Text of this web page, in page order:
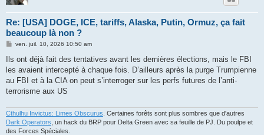
Re: [USA] DOGE, ICE, tariffs, Alaska, Putin, Ormuz, ça fait
beaucoup là non ?
M
s
a
g
ven. juil. 10, 2026 10:50 am
Ils ont déjà fait des tentatives avant les dernières élections, mais le FBI
les avaient intercepté à chaque fois. D’ailleurs après la purge Trumpienne
au FBI et à la CIA on peut s’interroger sur les perfs futures de l’anti-
terrorisme aux US
Cthulhu Invictus: Limes Obscurus . Certaines forêts sont plus sombres que d'autres
Dark Operators , un hack du BRP pour Delta Green avec sa feuille de PJ. Du poulpe et
des Forces Spéciales.